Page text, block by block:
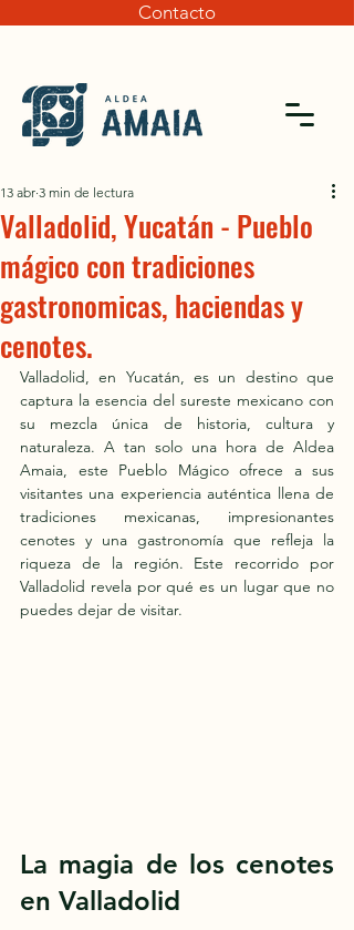
Contacto
Valladolid, Yucatán - Pueblo
mágico con tradiciones
gastronomicas, haciendas y
cenotes.
13 abr 3 min de lectura
Valladolid, en Yucatán, es un destino que
captura la esencia del sureste mexicano con
su mezcla única de historia, cultura y
naturaleza. A tan solo una hora de Aldea
Amaia, este Pueblo Mágico ofrece a sus
visitantes una experiencia auténtica llena de
tradiciones mexicanas, impresionantes
cenotes y una gastronomía que refleja la
riqueza de la región. Este recorrido por
Valladolid revela por qué es un lugar que no
puedes dejar de visitar.
La magia de los cenotes
en Valladolid